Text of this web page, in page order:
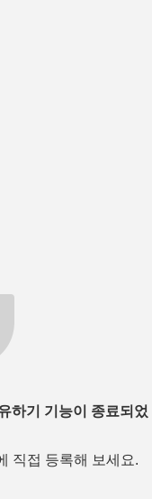
하기 기능이 종료되었
직접 등록해 보세요.